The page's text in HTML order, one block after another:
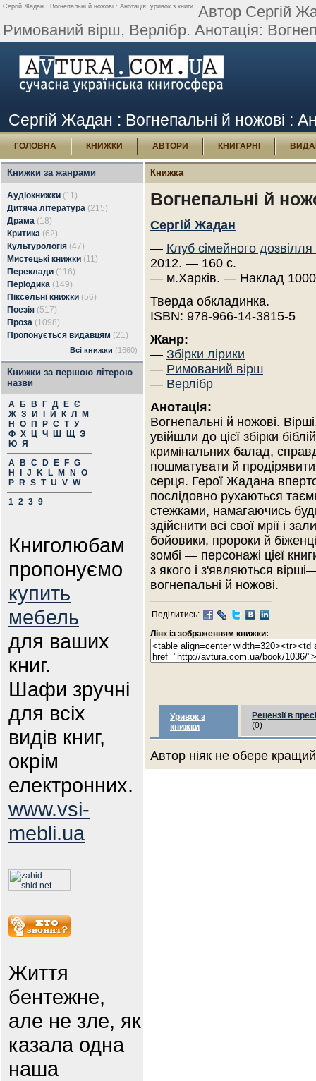
Сергій Жадан : Вогнепальні й ножові : Анотація, уривок з книги. Автор Сергій
Римований вірш, Верлібр. Анотація:
Сергій Жадан : Вогнепальні й ножові :
ГОЛОВНА КНИЖКИ АВТОРИ КНИГАРНІ
Книжки за жанрами
Аудіокнижки (11)
Дитяча література (215)
Драма (18)
Критика (62)
Культурологія (47)
Мистецькі книжки (11)
Переклади (116)
Періодика (149)
Піксельні книжки (56)
Поезія (517)
Проза (1098)
Пропонується видавцям (21)
Всі книжки (1660)
Книжки за першою літерою
назви
А Б В Г Д Е Є
Ж З И Й К Л
М
Н
О П Р С Т У
Ф Х Ц Ч Ш Щ Э
Ю Я
A
B C D E F G
H
J K L M N
O
P
R S T U V W
1 2 3 9
Книголюбам
пропонуємо
купить
мебель
для ваших
книг.
Шафи зручні
для всіх
видів книг,
окрім
електронних.
www.vsi-
mebli.ua
Життя
бентежне,
але не зле, як
казала одна
наша
Книжка
Вогнепальні й
Сергій Жадан
— Клуб сімейного
2012. — 160 с.
— м.Харків. — Наклад
Тверда обкладинка.
ISBN: 978-966-14-3815-5
Жанр:
— Збірки лірики
— Римований вірш
— Верлібр
Анотація:
Вогнепальні й ножові.
увійшли до цієї збірки
кримінальних балад,
пошматувати й продірявити
серця. Герої Жадана
послідовно рухаються
стежками, намагаючись
здійснити всі свої мрії і
бойовики, пророки й
зомбі — персонажі цієї
з якого і з'являються
вогнепальні й ножові.
Поділитись:
Лінк із зображенням книжки:
Уривок з
книжки
Рецензії в пресі
(0)
Автор ніяк не обере